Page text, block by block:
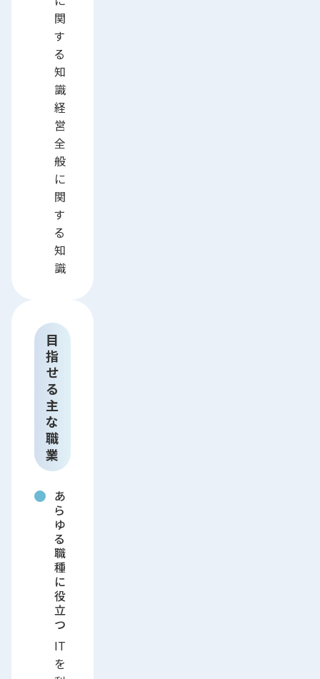
関
す
る
知
識
経
営
全
般
に
関
す
る
知
識
目
指
せ
る
主
な
職
業
あ
ら
ゆ
る
職
種
に
役
立
つ
IT
を